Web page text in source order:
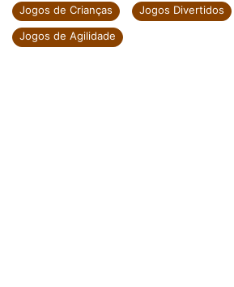
Jogos de Crianças
Jogos Divertidos
Jogos de Agilidade